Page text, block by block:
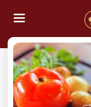
Toggle navigation